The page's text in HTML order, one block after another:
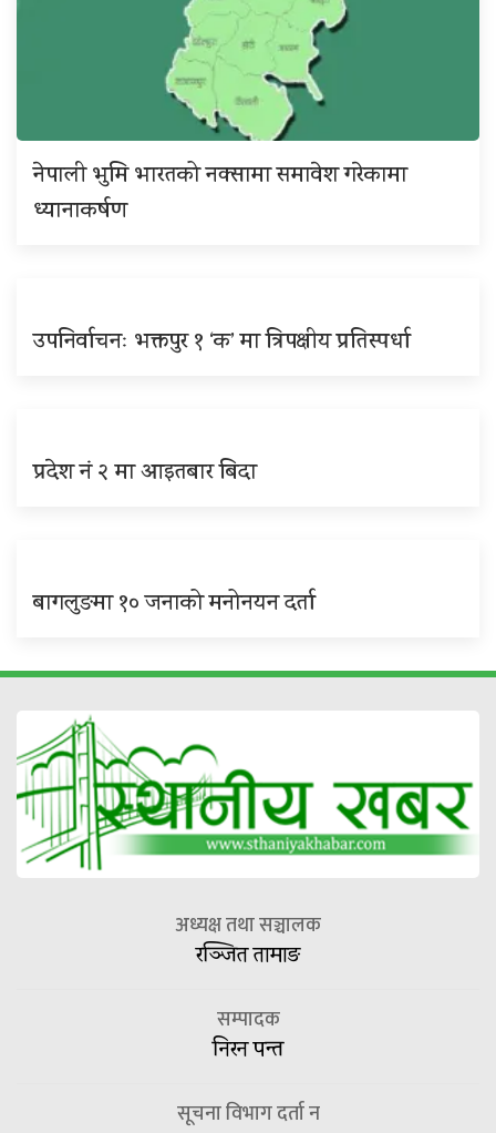
नेपाली भुमि भारतको नक्सामा समावेश गरेकामा
ध्यानाकर्षण
उपनिर्वाचनः भक्तपुर १ ‘क’ मा त्रिपक्षीय प्रतिस्पर्धा
प्रदेश नं २ मा आइतबार बिदा
बागलुङमा १० जनाको मनोनयन दर्ता
अध्यक्ष तथा सञ्चालक
रञ्जित तामाङ
सम्पादक
निरन पन्त
सूचना विभाग दर्ता न